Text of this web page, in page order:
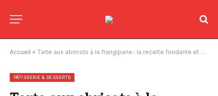
Accueil » Tarte aux abricots à la frangipane : la recette fondante et croustillante qui sublime les fruits d’été
PÂTISSERIE & DESSERTS